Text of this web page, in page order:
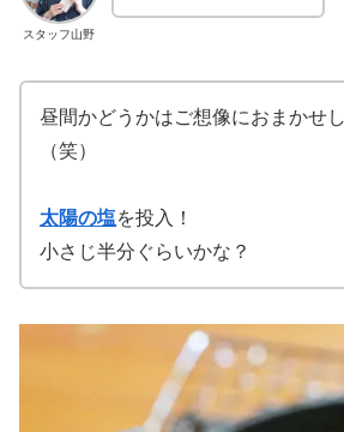
スタッフ山野
昼間かどうかはご想像におまかせ
（笑）
太陽の塩を投入！
小さじ半分ぐらいかな？